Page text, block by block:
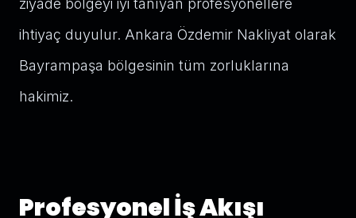
ziyade bölgeyi iyi tanıyan profesyonellere
ihtiyaç duyulur. Ankara Özdemir Nakliyat olarak
Bayrampaşa bölgesinin tüm zorluklarına
hakimiz.
Profesyonel İş Akışı